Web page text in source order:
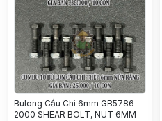
Bulong Cầu Chì 6mm GB5786 -
2000 SHEAR BOLT, NUT 6MM